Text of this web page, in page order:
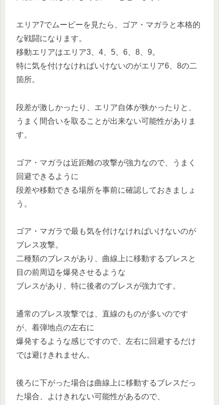
エリア7でムービーを見たら、ゴア・マガラと本格的
な戦闘になります。
移動エリアはエリア3、4、5、6、8、9。
特に気を付けなければいけないのがエリア6、8の二
箇所。
段差が激しかったり、エリア自体が狭かったりと、
うまく間合いを取ることが出来ない可能性がありま
す。
ゴア・マガラは近距離の攻撃が強力なので、うまく
回避できるように
段差や移動できる場所を事前に確認しておきましょ
う。
ゴア・マガラで最も気を付けなければいけないのが
ブレス攻撃。
二種類のブレスがあり、曲線上に移動するブレスと
目の前周辺を爆発させるような
ブレスがあり、特に後者のブレスが強力です。
通常のブレス攻撃では、直線のものが多いのです
が、着弾地点の左右に
爆発するような感じですので、左右に回避するだけ
では避けきれません。
後ろに下がった場合は曲線上に移動するブレスだっ
た場合、よけきれない可能性があるので、